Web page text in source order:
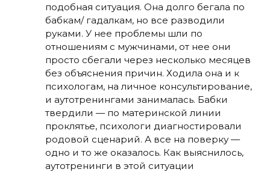
подобная ситуация. Она долго бегала по
бабкам/ гадалкам, но все разводили
руками. У нее проблемы шли по
отношениям с мужчинами, от нее они
просто сбегали через несколько месяцев
без объяснения причин. Ходила она и к
психологам, на личное консультирование,
и аутотренингами занималась. Бабки
твердили — по материнской линии
проклятье, психологи диагностировали
родовой сценарий. А все на поверку —
одно и то же оказалось. Как выяснилось,
аутотренинги в этой ситуации